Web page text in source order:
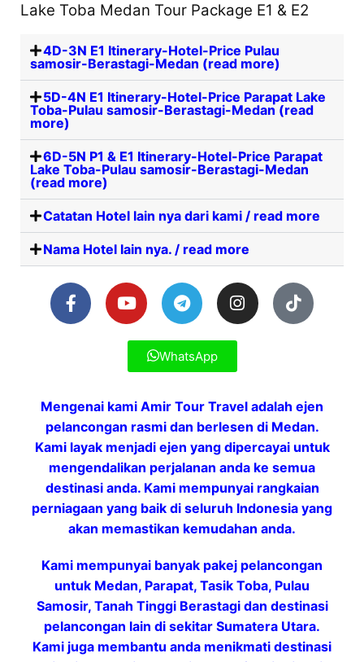
Lake Toba Medan Tour Package E1 & E2
4D-3N E1 Itinerary-Hotel-Price Pulau
samosir-Berastagi-Medan (read more)
5D-4N E1 Itinerary-Hotel-Price Parapat Lake
Toba-Pulau samosir-Berastagi-Medan (read
more)
6D-5N P1 & E1 Itinerary-Hotel-Price Parapat
Lake Toba-Pulau samosir-Berastagi-Medan
(read more)
Catatan Hotel lain nya dari kami / read more
Nama Hotel lain nya. / read more
WhatsApp
Mengenai kami Amir Tour Travel adalah ejen
pelancongan rasmi dan berlesen di Medan.
Kami layak menjadi ejen yang dipercayai untuk
mengendalikan perjalanan anda ke semua
destinasi anda. Kami mempunyai rangkaian
perniagaan yang baik di seluruh Indonesia yang
akan memastikan kemudahan anda.
Kami mempunyai banyak pakej pelancongan
untuk Medan, Parapat, Tasik Toba, Pulau
Samosir, Tanah Tinggi Berastagi dan destinasi
pelancongan lain di sekitar Sumatera Utara.
Kami juga membantu anda menikmati destinasi